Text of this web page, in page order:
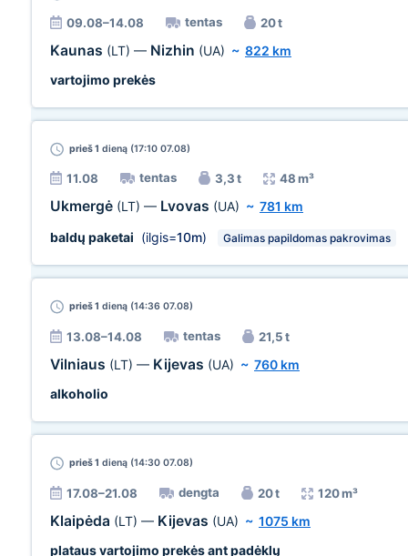
09.08–14.08 tentas 20 t
Kaunas (LT) — Nizhin (UA) ~ 822 km
vartojimo prekės
prieš 1 dieną (17:10 07.08)
11.08 tentas 3,3 t 48 m³
Ukmergė (LT) — Lvovas (UA) ~ 781 km
baldų paketai (ilgis=10m) Galimas papildomas pakrovimas
prieš 1 dieną (14:36 07.08)
13.08–14.08 tentas 21,5 t
Vilniaus (LT) — Kijevas (UA) ~ 760 km
alkoholio
prieš 1 dieną (14:30 07.08)
17.08–21.08 dengta 20 t 120 m³
Klaipėda (LT) — Kijevas (UA) ~ 1075 km
plataus vartojimo prekės ant padėklų